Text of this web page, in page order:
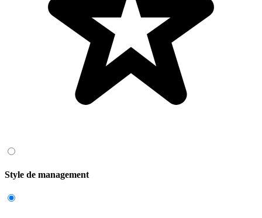
Style de management